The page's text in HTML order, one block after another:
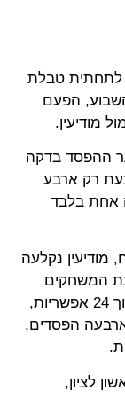
לתחתית טבלת
הפעם
מודיעין.
ההפסד בדקה
כעת רק ארבע
אחת בלבד
מודיעין נקלעה
המשחקים
האחרונים צברה מודיעין רק שש נקודות מתוך 24 אפשריות,
הפסדים,
לציון,